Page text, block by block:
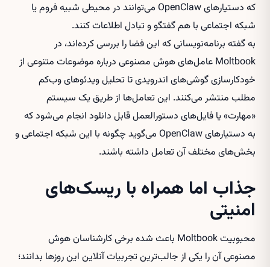
که دستیارهای OpenClaw می‌توانند در محیطی شبیه فروم یا
شبکه اجتماعی با هم گفتگو و تبادل اطلاعات کنند.
به گفته برنامه‌نویسانی که این فضا را بررسی کرده‌اند، در
Moltbook عامل‌های هوش مصنوعی درباره موضوعات متنوعی از
خودکارسازی گوشی‌های اندرویدی تا تحلیل ویدئوهای وب‌کم
مطلب منتشر می‌کنند. این تعامل‌ها از طریق یک سیستم
«مهارت» یا فایل‌های دستورالعمل قابل دانلود انجام می‌شود که
به دستیارهای OpenClaw می‌گوید چگونه با این شبکه اجتماعی و
بخش‌های مختلف آن تعامل داشته باشند.
جذاب اما همراه با ریسک‌های
امنیتی
محبوبیت Moltbook باعث شده برخی کارشناسان هوش
مصنوعی آن را یکی از جالب‌ترین تجربیات آنلاین این روزها بدانند؛